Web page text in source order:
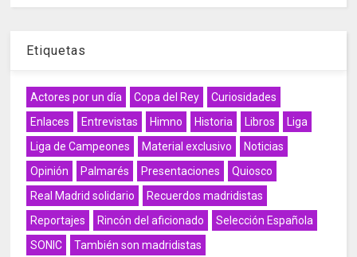
Etiquetas
Actores por un día Copa del Rey
Curiosidades
Enlaces
Entrevistas Himno Historia Libros
Liga
Liga de Campeones
Material exclusivo
Noticias
Opinión
Palmarés Presentaciones
Quiosco
Real Madrid solidario
Recuerdos madridistas
Reportajes
Rincón del aficionado
Selección Española
SONIC
También son madridistas